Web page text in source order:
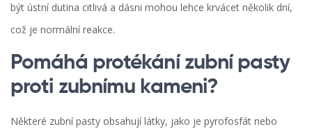
být ústní dutina citlivá a dásni mohou lehce krvácet několik dní,
což je normální reakce.
Pomáhá protékání zubní pasty
proti zubnímu kameni?
Některé zubní pasty obsahují látky, jako je pyrofosfát nebo